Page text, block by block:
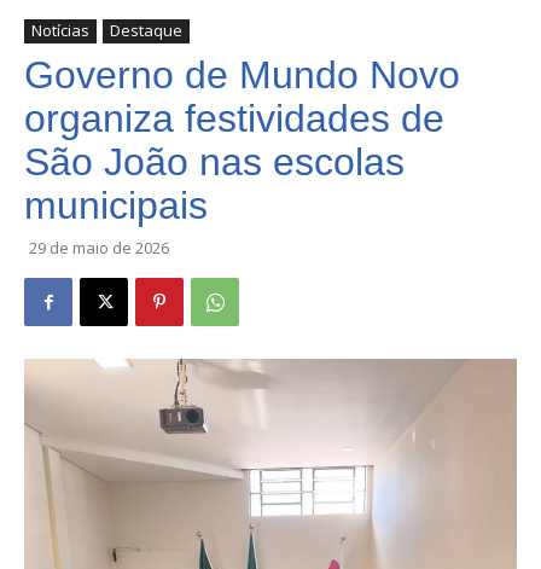
Notícias Destaque
Governo de Mundo Novo
organiza festividades de
São João nas escolas
municipais
29 de maio de 2026